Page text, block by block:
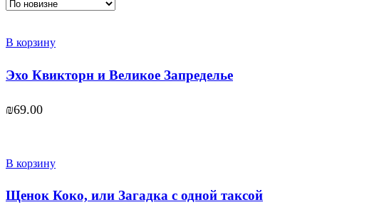
В корзину
Эхо Квикторн и Великое Запределье
₪69.00
В корзину
Щенок Коко, или Загадка с одной таксой